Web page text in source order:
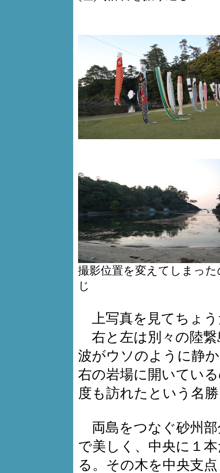
撮影位置を変えてしまっ
じ
上写真を見てちょ
右と左は別々の陸繋
波がウソのように静
右の岩場に開いてい
度も訪れたという名
両島をつなぐ砂州部
で美しく、中央に１
る。その木を中央支